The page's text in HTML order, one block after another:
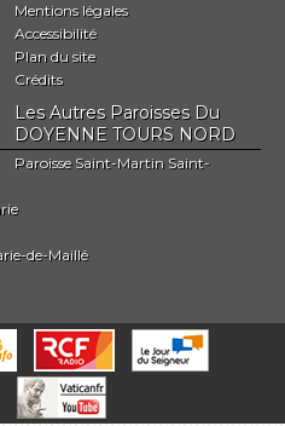
Mentions légales
Accessibilité
Plan du site
Crédits
Les Autres Paroisses Du
DOYENNE TOURS NORD
Paroisse Saint-Martin Saint-
de-Maillé